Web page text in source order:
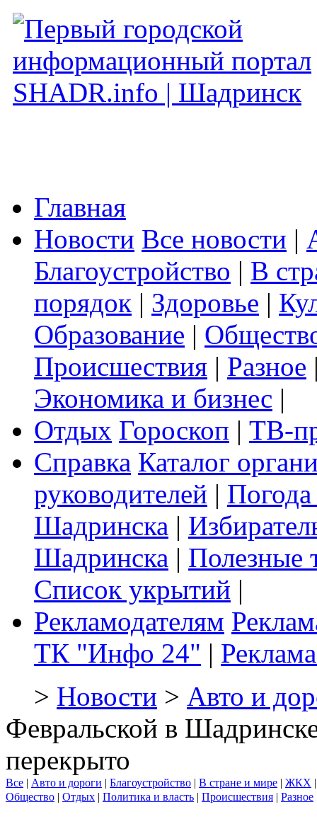
Главная
Новости Все новости |
Благоустройство | В
порядок | Здоровье |
Образование |
Происшествия | Разное
Экономика и бизнес |
Отдых Гороскоп | ТВ-
Справка Каталог
руководителей |
Шадринска |
Шадринска | Полезные
Список укрытий |
Рекламодателям
ТК "Инфо 24" |
> Новости > Авто и
Февральской в
перекрыто
Все | Авто и дороги | Благоустройство | В стране и мире | ЖКХ
Общество | Отдых | Политика и власть | Происшествия | Разное